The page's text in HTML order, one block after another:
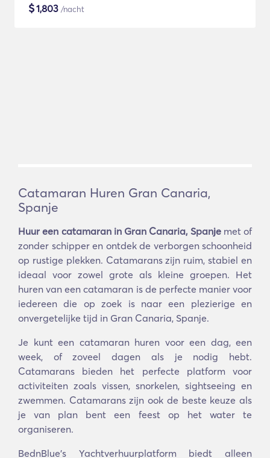
$1,803 /nacht
Catamaran Huren Gran Canaria,
Spanje
Huur een catamaran in Gran Canaria, Spanjemet of
zonder schipper en ontdek de verborgen schoonheid
op rustige plekken. Catamarans zijn ruim, stabiel en
ideaal voor zowel grote als kleine groepen. Het
huren van een catamaran is de perfecte manier voor
iedereen die op zoek is naar een plezierige en
onvergetelijke tijd in Gran Canaria, Spanje.
Je kunt een catamaran huren voor een dag, een
week, of zoveel dagen als je nodig hebt.
Catamarans bieden het perfecte platform voor
activiteiten zoals vissen, snorkelen, sightseeing en
zwemmen. Catamarans zijn ook de beste keuze als
je van plan bent een feest op het water te
organiseren.
BednBlue's Yachtverhuurplatform biedt alleen